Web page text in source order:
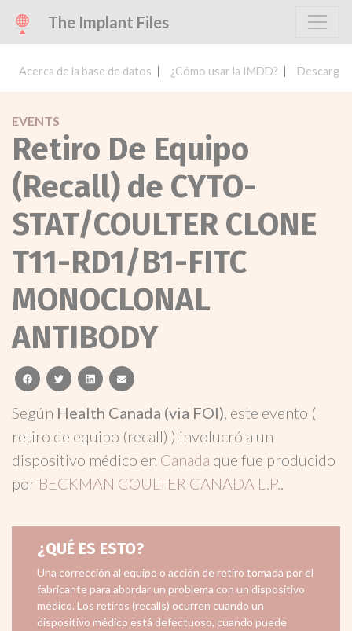
The Implant Files
Acerca de la base de datos ¿Cómo usar la IMDD? Descargar
EVENTS
Retiro De Equipo
(Recall) de CYTO-
STAT/COULTER CLONE
T11-RD1/B1-FITC
MONOCLONAL
ANTIBODY
facebooktwitterlinkedinemail
Según Health Canada (via FOI), este evento (
retiro de equipo (recall) ) involucró a un
dispositivo médico en Canada que fue producido
por BECKMAN COULTER CANADA L.P..
¿QUÉ ES ESTO?
Una corrección al equipo o acción de retiro tomada por el
fabricante para abordar un problema con un dispositivo
médico. Los retiros (recalls) ocurren cuando un
dispositivo médico está defectuoso, cuando puede